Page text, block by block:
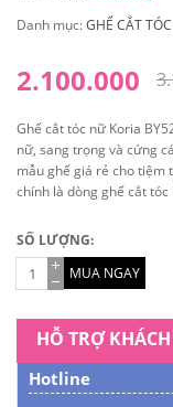
Danh mục:GHẾ CẮT
2.100.000
Ghế cắt tóc nữ Koria
nữ, sang trọng và cứng
mẫu ghế giá rẻ cho tiệm
chính là dòng ghế cắt
SỐ LƯỢNG:
MUA NGAY
HỖ TRỢ
Hotline